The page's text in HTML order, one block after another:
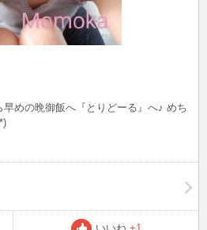
めの晩御飯へ『とりどーる』へ♪ めち